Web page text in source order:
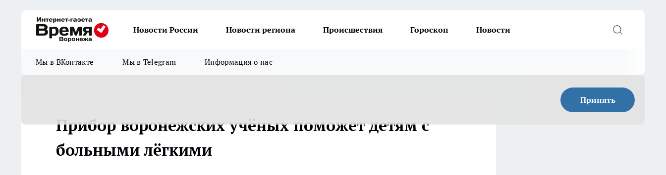
Новости России Новости региона Происшествия Гороскоп Новости
Мы в ВКонтакте Мы в Telegram Информация о нас
Принять
Прибор воронежских учёных поможет детям с
больными лёгкими